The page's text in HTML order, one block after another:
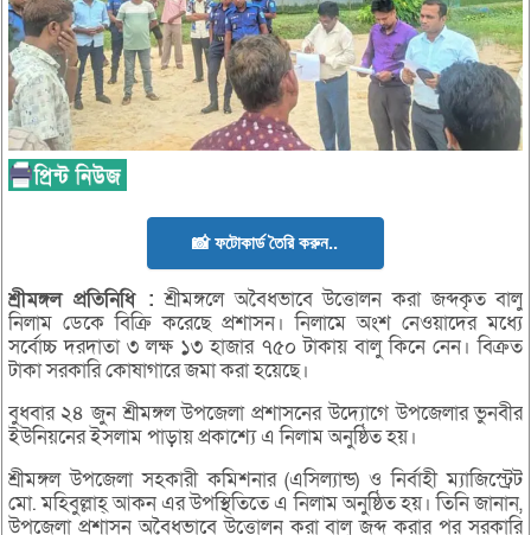
📸 ফটোকার্ড তৈরি করুন..
শ্রীমঙ্গলপ্রতিনিধি : শ্রীমঙ্গলে অবৈধভাবে উত্তোলন করা জব্দকৃত বালু
নিলাম ডেকে বিক্রি করেছে প্রশাসন। নিলামে অংশ নেওয়াদের মধ্যে
সর্বোচ্চ দরদাতা ৩ লক্ষ ১৩ হাজার ৭৫০ টাকায় বালু কিনে নেন। বিক্রত
টাকা সরকারি কোষাগারে জমা করা হয়েছে।
বুধবার ২৪ জুন শ্রীমঙ্গল উপজেলা প্রশাসনের উদ্যোগে উপজেলার ভুনবীর
ইউনিয়নের ইসলাম পাড়ায় প্রকাশ্যে এ নিলাম অনুষ্ঠিত হয়।
শ্রীমঙ্গল উপজেলা সহকারী কমিশনার (এসিল্যান্ড) ও নির্বাহী ম্যাজিস্ট্রেট
মো. মহিবুল্লাহ্ আকন এর উপস্থিতিতে এ নিলাম অনুষ্ঠিত হয়। তিনি জানান,
উপজেলা প্রশাসন অবৈধভাবে উত্তোলন করা বালু জব্দ করার পর সরকারি